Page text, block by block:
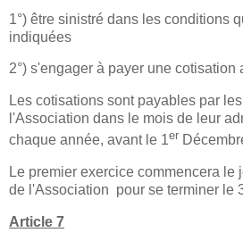
1°) être sinistré dans les conditions
indiquées
2°) s'engager à payer une cotisation
Les cotisations sont payables par
l'Association dans le mois de leur
chaque année, avant le 1er
Le premier exercice commencera le
de l'Association pour se terminer le
Article 7